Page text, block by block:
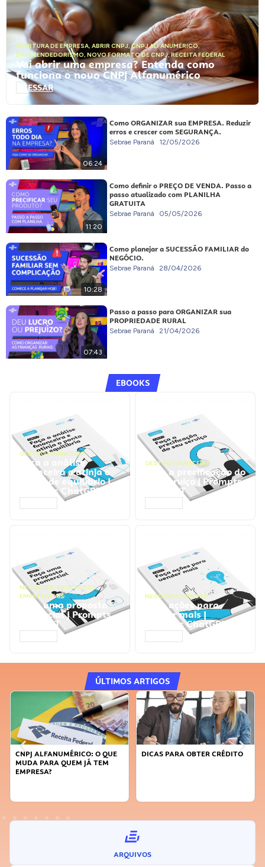
ABERTURA DE EMPRESA, ABRIR CNPJ,CNPJ ALFANUMÉRICO,
EMPREENDEDORISMO, NOVO FORMATO DE CNPJ,RECEITA FEDERAL
Vai abrir uma empresa? Entenda como
funciona o novo CNPJ Alfanumérico
ACESSAR
06:24
Como ORGANIZAR sua EMPRESA. Reduzir
erros e crescer com SEGURANÇA.
Sebrae Paraná 12/05/2026
11:20
Como definir o PREÇO DE VENDA. Passo a
passo atualizado com PLANILHA
GRATUITA
Sebrae Paraná 05/05/2026
10:28
Como planejar a SUCESSÃO FAMILIAR do
NEGÓCIO.
Sebrae Paraná 28/04/2026
07:43
Passo a passo para ORGANIZAR sua
PROPRIEDADE RURAL
Sebrae Paraná 21/04/2026
EBOOKS
GESTÃO FINANCEIRA
Faça a análise
financeira e atinja o
ponto de equilíbrio |
Prompts ChatGPT
GESTÃO FINANCEIRA
Faça a precificação do
seu serviço | Prompts
ChatGPT
NEGÓCIOS, PROCESSOS
EMPRESARIAIS
Faça uma proposta
comercial | Prompts
ChatGPT
NEGÓCIOS, VENDAS
Faça ações para
vender mais |
Prompts ChatGPT
ÚLTIMOS ARTIGOS
DICAS PARA OBTER CRÉDITO
FAÇA A DIFERENÇA: SEJA
ARQUIVOS